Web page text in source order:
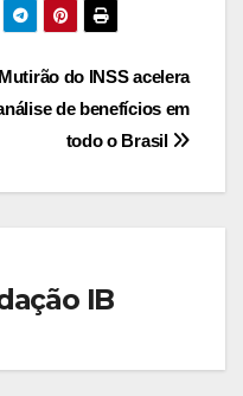
Mutirão do INSS acelera
de benefícios em
todo o Brasil
IB